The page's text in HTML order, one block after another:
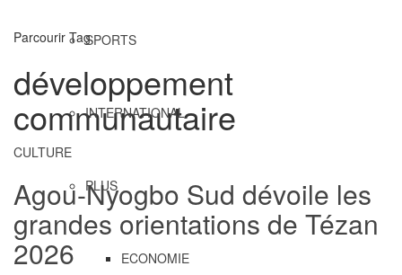
SPORTS
INTERNATIONAL
PLUS
ECONOMIE
Parcourir Tag
développement
communautaire
CULTURE
Agou-Nyogbo Sud dévoile les
grandes orientations de Tézan
2026